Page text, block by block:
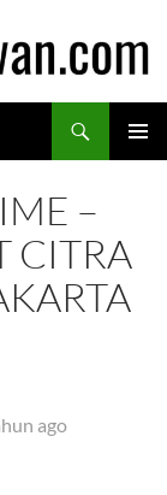
–
CITRA
ago